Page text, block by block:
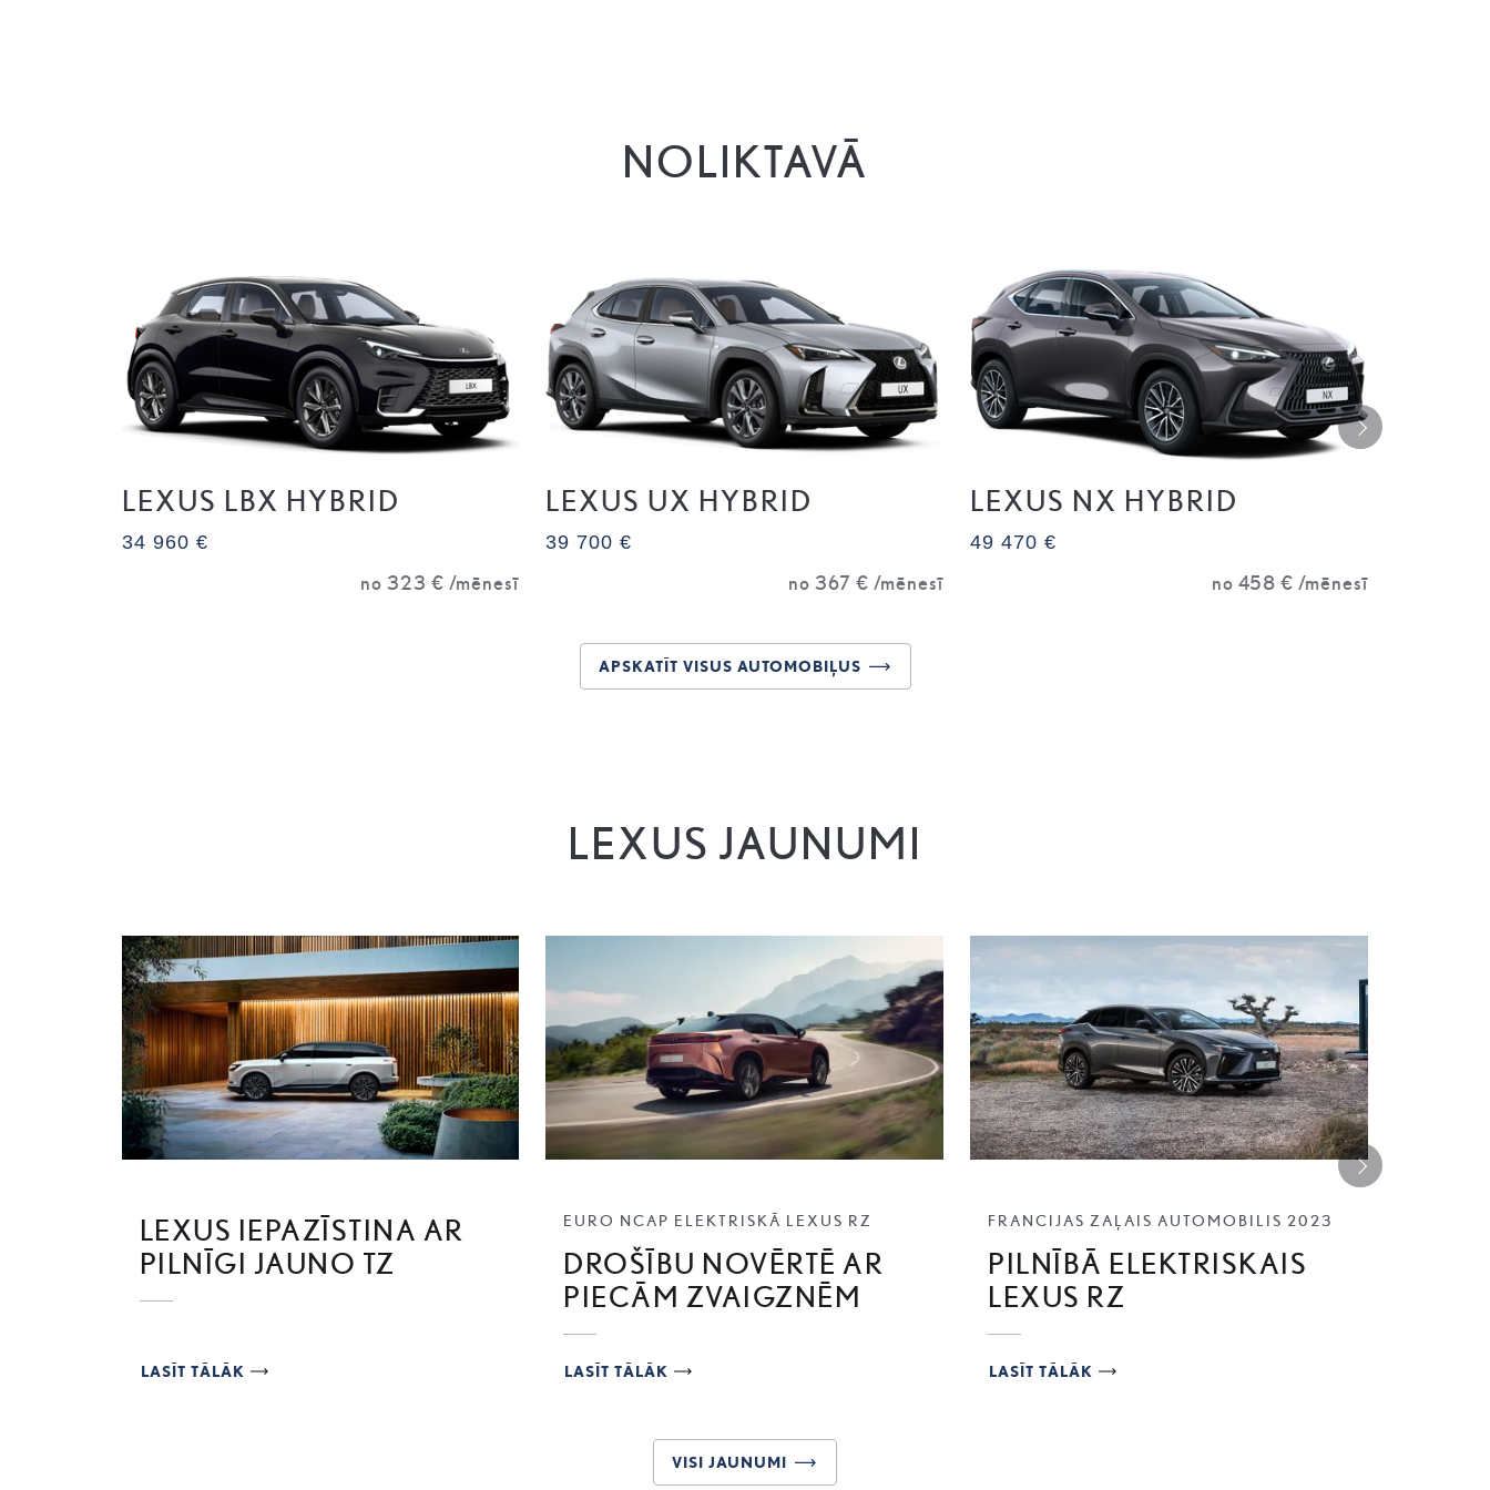
NOLIKTAVĀ
LEXUS LBX HYBRID
34 960 €
no323 € /mēnesī
LEXUS UX HYBRID
39 700 €
no367 € /mēnesī
LEXUS NX HYBRID
49 470 €
no458 € /mēnesī
Tālāk
APSKATĪT VISUS AUTOMOBIĻUS
LEXUS JAUNUMI
LEXUS IEPAZĪSTINA AR
PILNĪGI JAUNO TZ
LASĪT TĀLĀK
DROŠĪBU NOVĒRTĒ AR
PIECĀM ZVAIGZNĒM
EURO NCAP ELEKTRISKĀ LEXUS RZ
LASĪT TĀLĀK
PILNĪBĀ ELEKTRISKAIS
LEXUS RZ
FRANCIJAS ZAĻAIS AUTOMOBILIS 2023
LASĪT TĀLĀK
Tālāk
VISI JAUNUMI